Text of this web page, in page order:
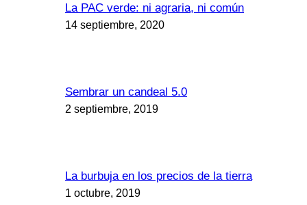
La PAC verde: ni agraria, ni común
14 septiembre, 2020
Sembrar un candeal 5.0
2 septiembre, 2019
La burbuja en los precios de la tierra
1 octubre, 2019